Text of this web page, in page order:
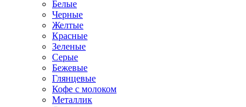
Белые
Черные
Желтые
Красные
Зеленые
Серые
Бежевые
Глянцевые
Кофе с молоком
Металлик